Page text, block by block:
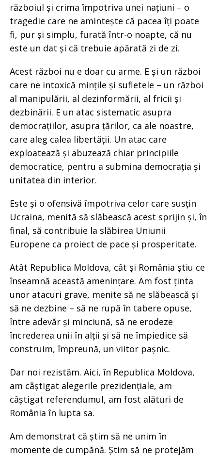
războiul și crima împotriva unei națiuni – o
tragedie care ne amintește că pacea îți poate
fi, pur și simplu, furată într-o noapte, că nu
este un dat și că trebuie apărată zi de zi.
Acest război nu e doar cu arme. E și un război
care ne intoxică mințile și sufletele – un război
al manipulării, al dezinformării, al fricii și
dezbinării. E un atac sistematic asupra
democrațiilor, asupra țărilor, ca ale noastre,
care aleg calea libertății. Un atac care
exploatează și abuzează chiar principiile
democratice, pentru a submina democrația și
unitatea din interior.
Este și o ofensivă împotriva celor care susțin
Ucraina, menită să slăbească acest sprijin și, în
final, să contribuie la slăbirea Uniunii
Europene ca proiect de pace și prosperitate.
Atât Republica Moldova, cât și România știu ce
înseamnă această amenințare. Am fost ținta
unor atacuri grave, menite să ne slăbească și
să ne dezbine – să ne rupă în tabere opuse,
între adevăr și minciună, să ne erodeze
încrederea unii în alții și să ne împiedice să
construim, împreună, un viitor pașnic.
Dar noi rezistăm. Aici, în Republica Moldova,
am câștigat alegerile prezidențiale, am
câștigat referendumul, am fost alături de
România în lupta sa.
Am demonstrat că știm să ne unim în
momente de cumpănă. Știm să ne protejăm